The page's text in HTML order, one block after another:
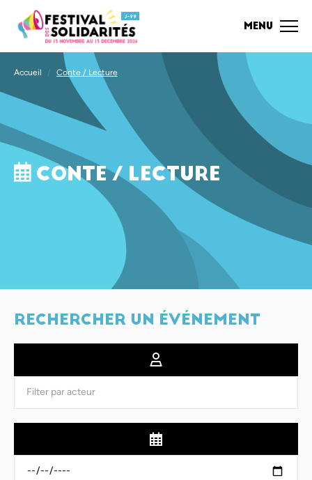
J-99
MENU
CONTE / LECTURE
Accueil / Conte / Lecture
RECHERCHER UN ÉVÉNEMENT